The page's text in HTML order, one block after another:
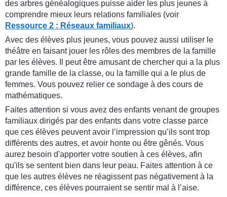
des arbres généalogiques puisse aider les plus jeunes à
comprendre mieux leurs relations familiales (voir
Ressource 2 : Réseaux familiaux).
Avec des élèves plus jeunes, vous pouvez aussi utiliser le
théâtre en faisant jouer les rôles des membres de la famille
par les élèves. Il peut être amusant de chercher qui a la plus
grande famille de la classe, ou la famille qui a le plus de
femmes. Vous pouvez relier ce sondage à des cours de
mathématiques.
Faites attention si vous avez des enfants venant de groupes
familiaux dirigés par des enfants dans votre classe parce
que ces élèves peuvent avoir l’impression qu’ils sont trop
différents des autres, et avoir honte ou être gênés. Vous
aurez besoin d'apporter votre soutien à ces élèves, afin
qu'ils se sentent bien dans leur peau. Faites attention à ce
que les autres élèves ne réagissent pas négativement à la
différence, ces élèves pourraient se sentir mal à l’aise.